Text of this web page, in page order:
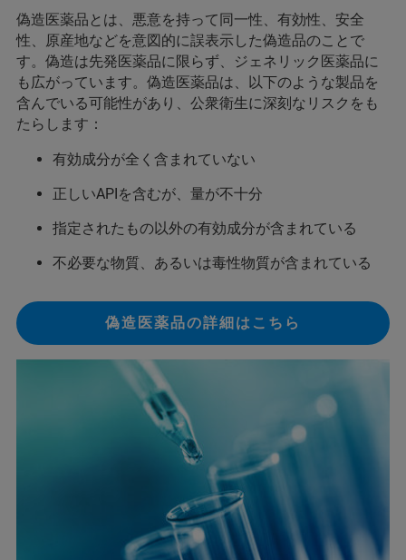
偽造医薬品とは、悪意を持って同一性、有効性、安全
性、原産地などを意図的に誤表示した偽造品のことで
す。偽造は先発医薬品に限らず、ジェネリック医薬品に
も広がっています。偽造医薬品は、以下のような製品を
含んでいる可能性があり、公衆衛生に深刻なリスクをも
たらします：
有効成分が全く含まれていない
正しいAPIを含むが、量が不十分
指定されたもの以外の有効成分が含まれている
不必要な物質、あるいは毒性物質が含まれている
偽造医薬品の詳細はこちら